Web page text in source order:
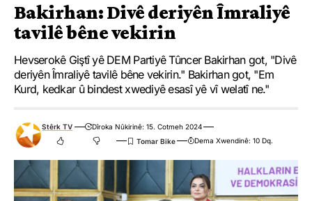
Bakirhan: Divê deriyên Îmraliyê
tavilê bêne vekirin
Hevserokê Giştî yê DEM Partiyê Tûncer Bakirhan got, "Divê
deriyên Îmraliyê tavilê bêne vekirin." Bakirhan got, "Em
Kurd, kedkar û bindest xwediyê esasî yê vî welatî ne."
Stêrk TV
Dîroka Nûkirinê: 15. Cotmeh 2024
Dema Xwendinê: 10 Dq.